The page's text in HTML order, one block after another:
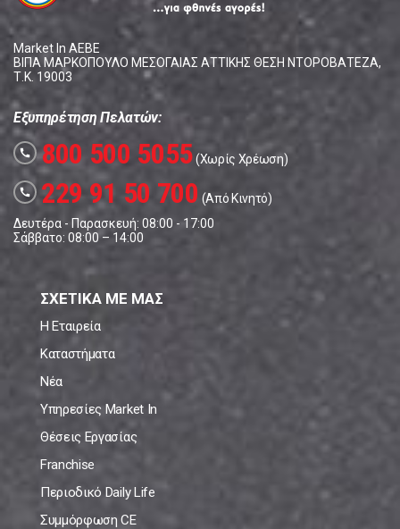
Market In ΑΕΒΕ
ΒΙΠΑ ΜΑΡΚΟΠΟΥΛΟ ΜΕΣΟΓΑΙΑΣ ΑΤΤΙΚΗΣ ΘΕΣΗ ΝΤΟΡΟΒΑΤΕΖΑ,
Τ.Κ. 19003
Εξυπηρέτηση Πελατών:
call 800 500 5055(Χωρίς Χρέωση)
call 229 91 50 700 (Από Κινητό)
Δευτέρα - Παρασκευή: 08:00 - 17:00
Σάββατο: 08:00 – 14:00
ΣΧΕΤΙΚΑ ΜΕ ΜΑΣ
Η Εταιρεία
Καταστήματα
Νέα
Υπηρεσίες Market In
Θέσεις Εργασίας
Franchise
Περιοδικό Daily Life
Συμμόρφωση CE